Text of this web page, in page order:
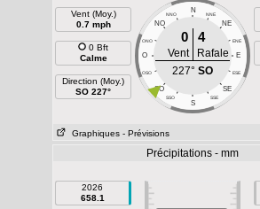
Vent (Moy.)
0.7 mph
0 Bft
Calme
Direction (Moy.)
SO 227°
N
NNO NNE
NO NE
ONO ENE
O E
OSO ESE
SO SE
SSO SSE
S
0 4
Vent
Rafale
227° SO
Graphiques - Prévisions
Précipitations - mm
2026
658.1